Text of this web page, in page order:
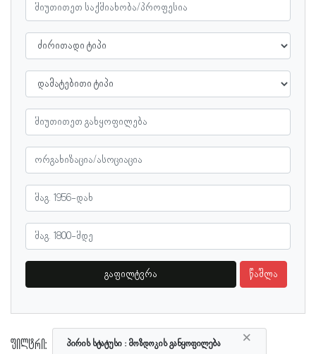
გაფილტვრა წაშლა
ფილტრი: ×
პირის სტატუსი მოზდოკის განყოფილება